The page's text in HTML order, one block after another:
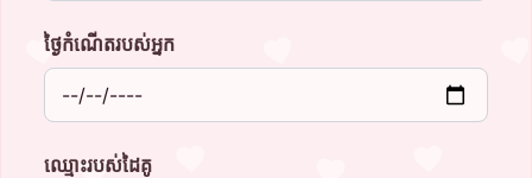
ថ្ងៃកំណើតរបស់អ្នក
ឈ្មោះរបស់ដៃគូ